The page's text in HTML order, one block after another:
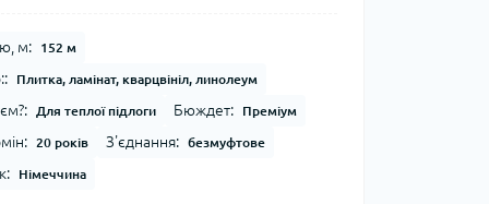
м: 152 м
Плитка, ламінат, кварцвініл, линолеум
Для теплої підлоги Бюждет: Преміум
20 років З'єднання: безмуфтове
Німеччина